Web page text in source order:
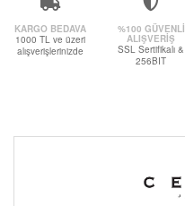
KARGO BEDAVA
1000 TL ve üzeri
alışverişlerinizde
%100 GÜVENLI
ALIŞVERIŞ
SSL Sertifikalı &
256BIT